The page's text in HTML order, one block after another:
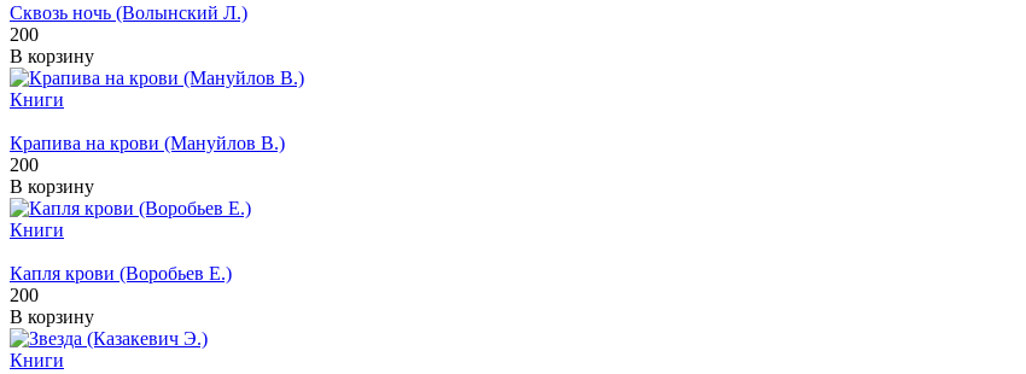
Сквозь ночь (Волынский Л.)
200
В корзину
Книги
Крапива на крови (Мануйлов В.)
200
В корзину
Книги
Капля крови (Воробьев Е.)
200
В корзину
Книги